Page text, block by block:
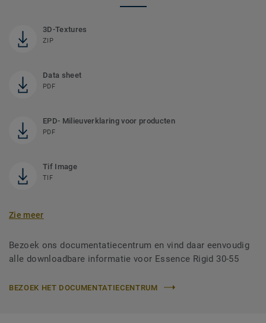
3D-Textures
ZIP
Data sheet
PDF
EPD- Milieuverklaring voor producten
PDF
Tif Image
TIF
Zie meer
Bezoek ons documentatiecentrum en vind daar eenvoudig
alle downloadbare informatie voor Essence Rigid 30-55
BEZOEK HET DOCUMENTATIECENTRUM